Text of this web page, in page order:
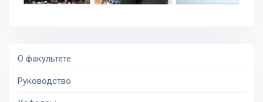
О факультете
Руководство